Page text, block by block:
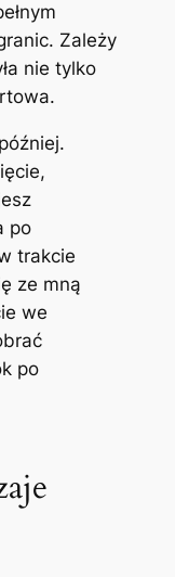
Zależy
nie tylko
po
trakcie
ze mną
we
po